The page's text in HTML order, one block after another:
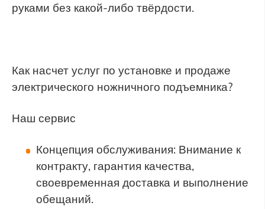
руками без какой-либо твёрдости.
Как насчет услуг по установке и продаже
электрического ножничного подъемника?
Наш сервис
Концепция обслуживания: Внимание к
контракту, гарантия качества,
своевременная доставка и выполнение
обещаний.